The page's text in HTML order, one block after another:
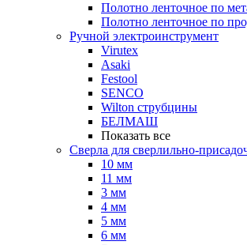
Полотно ленточное по
Полотно ленточное по
Ручной электроинструмент
Virutex
Asaki
Festool
SENCO
Wilton струбцины
БЕЛМАШ
Показать все
Сверла для сверлильно-
10 мм
11 мм
3 мм
4 мм
5 мм
6 мм